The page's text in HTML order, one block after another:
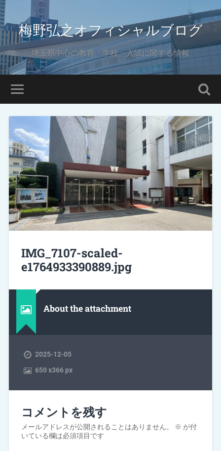
梅野弘之オフィシャルブログ
埼玉県中心の教育・学校・入試に関する情報
IMG_7107-scaled-
e1764933390889.jpg
About the attachment
2025-12-05
650x366 px
コメントを残す
メールアドレスが公開されることはありません。 ※ が付
いている欄は必須項目です